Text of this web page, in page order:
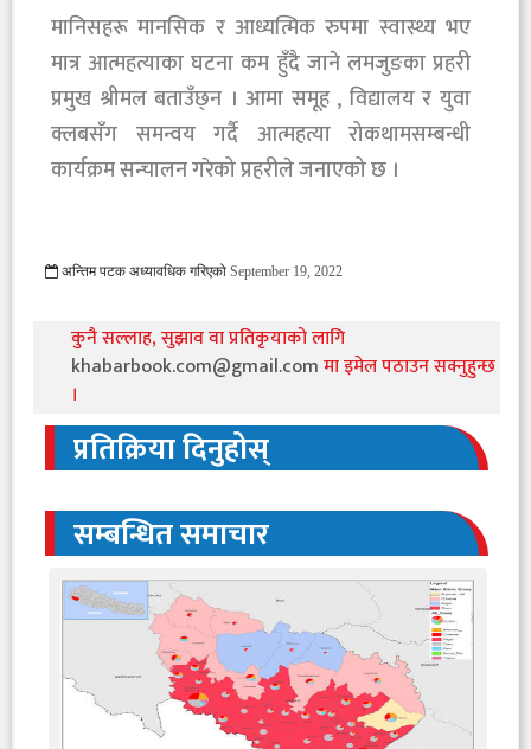
मानिसहरू मानसिक र आध्यत्मिक रुपमा स्वास्थ्य भए
मात्र आत्महत्याका घटना कम हुँदै जाने लमजुङका प्रहरी
प्रमुख श्रीमल बताउँछ्न । आमा समूह , विद्यालय र युवा
क्लबसँग समन्वय गर्दै आत्महत्या रोकथामसम्बन्धी
कार्यक्रम सन्चालन गरेको प्रहरीले जनाएको छ ।
अन्तिम पटक अध्यावधिक गरिएको September 19, 2022
कुनै सल्लाह, सुझाव वा प्रतिकृयाको लागि
khabarbook.com@gmail.comमा इमेल पठाउन सक्नुहुन्छ
।
प्रतिक्रिया दिनुहोस्
सम्बन्धित समाचार